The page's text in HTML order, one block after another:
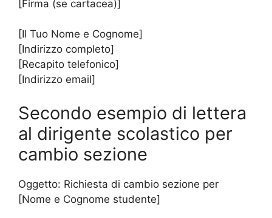
[Firma (se cartacea)]
[Il Tuo Nome e Cognome]
[Indirizzo completo]
[Recapito telefonico]
[Indirizzo email]
Secondo esempio di lettera
al dirigente scolastico per
cambio sezione
Oggetto: Richiesta di cambio sezione per
[Nome e Cognome studente]